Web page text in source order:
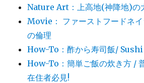
Nature Art：上高地(神降地)の
Movie： ファーストフードネ
の倫理
How-To：酢から寿司飯/
How-To：簡単ご飯の炊き方 /
在住者必見!